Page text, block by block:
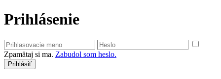
Prihlásenie
Zpamätaj si ma. Zabudol som heslo.